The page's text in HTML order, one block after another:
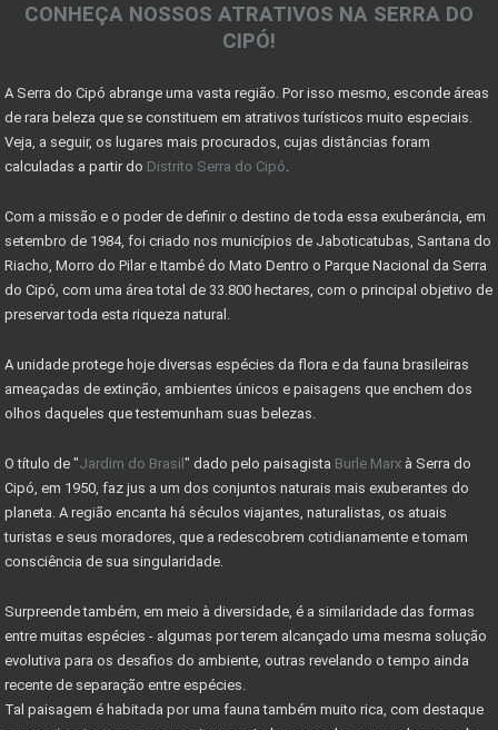
Projeto das 10 travessias fecha ciclo comemorativo
7 coisas que você precisa saber antes de morar no
Sinais de recuperação: mercado imobiliário tem per
Mercado imobiliário volta a crescer após encolher
COMO DECLARAR IMÓVEIS NO IMPOSTO DE RENDA
MINISTÉRIO DO TURISMO INVESTE 955 MIL NO PARNACIPÓ
OBRAS DE MELHORIAS DO PARQUE NACIONAL DO CIPÓ
IMÓVEL COM EXCLUSIVIDADE - VENDA RÁPIDO
IMÓVEI
CASAS PRÉ-FABRICADAS MAIS BARATAS E RÁPIDAS
Valor máximo imóvel pago FGTS sobe para R$ 750000
AS 10 LEIS DO INVESTIMENTO EM IMÓVEIS
MERCADO DE RESERVA LEGAL ABRE OPORTUNIDADES
O QUE É RESERVA LEGAL
O QUE SÃO ÁREAS DE PRESERVAÇÃO PERMANENTE
CONHEÇA NOSSOS ATRATIVOS NA SERRA DO
CIPÓ!
A Serra do Cipó abrange uma vasta região. Por isso mesmo, esconde áreas
de rara beleza que se constituem em atrativos turísticos muito especiais.
Veja, a seguir, os lugares mais procurados, cujas distâncias foram
calculadas a partir do Distrito Serra do Cipó
Com a missão e o poder de definir o destino de toda essa exuberância, em
setembro de 1984, foi criado nos municípios de Jaboticatubas, Santana do
Riacho, Morro do Pilar e Itambé do Mato Dentro o Parque Nacional da Serra
do Cipó, com uma área total de 33.800 hectares, com o principal objetivo de
preservar toda esta riqueza natural.
A unidade protege hoje diversas espécies da flora e da fauna brasileiras
ameaçadas de extinção, ambientes únicos e paisagens que enchem dos
olhos daqueles que testemunham suas belezas.
O título de "Jardim do Brasil " dado pelo paisagista Burle Marx à Serra do
Cipó, em 1950, faz jus a um dos conjuntos naturais mais exuberantes do
planeta. A região encanta há séculos viajantes, naturalistas, os atuais
turistas e seus moradores, que a redescobrem cotidianamente e tomam
consciência de sua singularidade.
Surpreende também, em meio à diversidade, é a similaridade das formas
entre muitas espécies - algumas por terem alcançado uma mesma solução
evolutiva para os desafios do ambiente, outras revelando o tempo ainda
recente de separação entre espécies.
Tal paisagem é habitada por uma fauna também muito rica, com destaque